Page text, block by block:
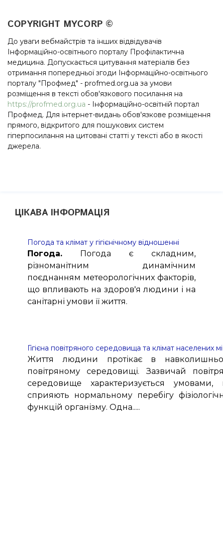
COPYRIGHT MYCORP ©
До уваги вебмайстрів та інших відвідувачів
Інформаційно-освітнього порталу Профілактична
медицина. Допускається цитування матеріалів без
отримання попередньої згоди Інформаційно-освітнього
порталу "Профмед" - profmed.org.ua за умови
розміщення в тексті обов'язкового посилання на
https://profmed.org.ua - Інформаційно-освітній портал
Профмед. Для інтернет-видань обов'язкове розміщення
прямого, відкритого для пошукових систем
гіперпосилання на цитовані статті у тексті або в якості
джерела.
ЦІКАВА ІНФОРМАЦІЯ
Погода та клімат у гігієнічному відношенні
Погода. Погода є складним,
різноманітним динамічним
поєднанням метеорологічних факторів,
що впливають на здоров'я людини і на
санітарні умови її життя.
Гігієна повітряного середовища та клімат населених
Життя людини протікає в
повітряному середовищі. Зазвичай
середовище характеризується умовами,
сприяють нормальному перебігу
функцій організму. Одна.....